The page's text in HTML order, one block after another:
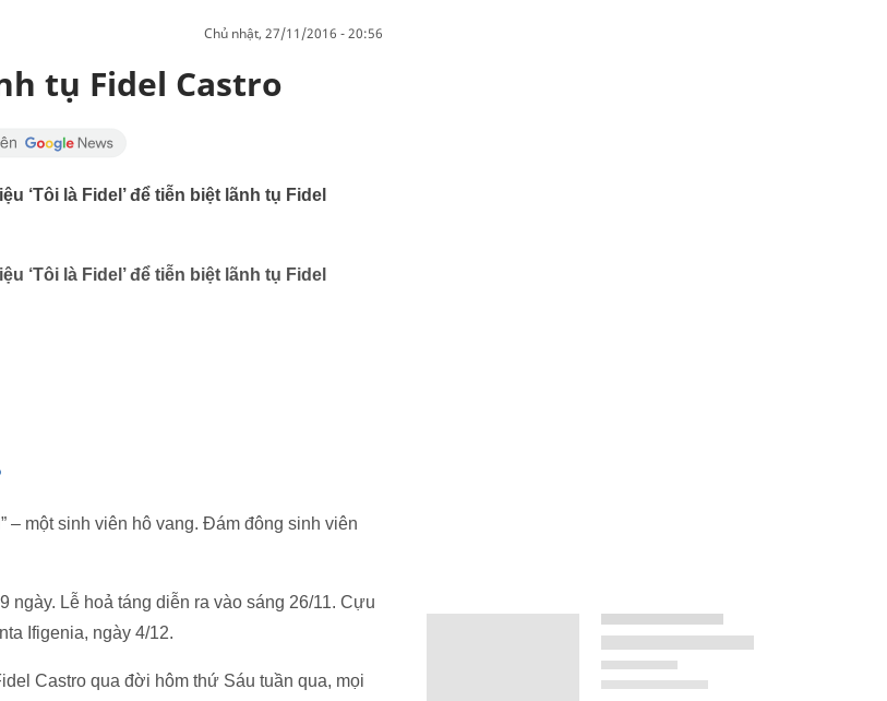
chủ nhật, 27/11/2016 - 20:56
tụ Fidel Castro
‘Tôi là Fidel’ để tiễn biệt lãnh tụ Fidel
‘Tôi là Fidel’ để tiễn biệt lãnh tụ Fidel
– một sinh viên hô vang. Đám đông sinh viên
ngày. Lễ hoả táng diễn ra vào sáng 26/11. Cựu
Ifigenia, ngày 4/12.
Castro qua đời hôm thứ Sáu tuần qua, mọi